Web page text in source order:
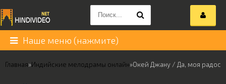
Наше меню (нажмите)
Главная»Индийские мелодрамы онлайн»Окей Джану / Да, моя